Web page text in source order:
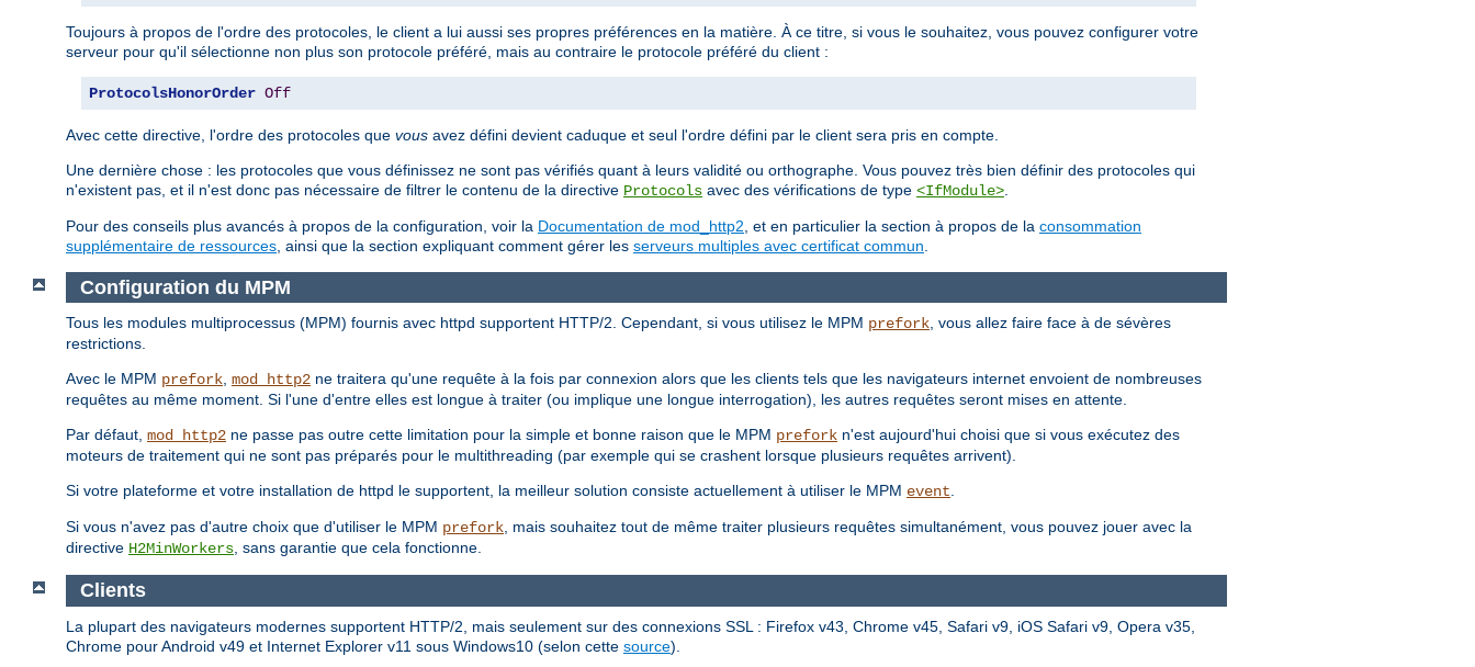
Toujours à propos de l'ordre des protocoles, le client a lui aussi ses propres préférences en la matière. À ce titre, si vous le souhaitez, vous pouvez configurer votre
serveur pour qu'il sélectionne non plus son protocole préféré, mais au contraire le protocole préféré du client :
ProtocolsHonorOrder Off
Avec cette directive, l'ordre des protocoles que vous avez défini devient caduque et seul l'ordre défini par le client sera pris en compte.
Une dernière chose : les protocoles que vous définissez ne sont pas vérifiés quant à leurs validité ou orthographe. Vous pouvez très bien définir des protocoles qui
n'existent pas, et il n'est donc pas nécessaire de filtrer le contenu de la directive Protocols avec des vérifications de type <IfModule>
Pour des conseils plus avancés à propos de la configuration, voir la Documentation de mod_http2 , et en particulier la section à propos de la consommation
supplémentaire de ressources , ainsi que la section expliquant comment gérer les serveurs multiples avec certificat commun
Configuration du MPM
Tous les modules multiprocessus (MPM) fournis avec httpd supportent HTTP/2. Cependant, si vous utilisez le MPM prefork, vous allez faire face à de sévères
restrictions.
Avec le MPM prefork, mod_http2 ne traitera qu'une requête à la fois par connexion alors que les clients tels que les navigateurs internet envoient de nombreuses
requêtes au même moment. Si l'une d'entre elles est longue à traiter (ou implique une longue interrogation), les autres requêtes seront mises en attente.
Par défaut, mod_http2 ne passe pas outre cette limitation pour la simple et bonne raison que le MPM prefork n'est aujourd'hui choisi que si vous exécutez des
moteurs de traitement qui ne sont pas préparés pour le multithreading (par exemple qui se crashent lorsque plusieurs requêtes arrivent).
Si votre plateforme et votre installation de httpd le supportent, la meilleur solution consiste actuellement à utiliser le MPM event.
Si vous n'avez pas d'autre choix que d'utiliser le MPM prefork, mais souhaitez tout de même traiter plusieurs requêtes simultanément, vous pouvez jouer avec la
directive H2MinWorkers, sans garantie que cela fonctionne.
Clients
La plupart des navigateurs modernes supportent HTTP/2, mais seulement sur des connexions SSL : Firefox v43, Chrome v45, Safari v9, iOS Safari v9, Opera v35,
Chrome pour Android v49 et Internet Explorer v11 sous Windows10 (selon cette source).